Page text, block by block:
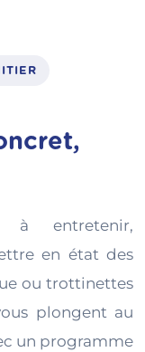
à entretenir,
en état des
ou trottinettes
plongent au
un programme